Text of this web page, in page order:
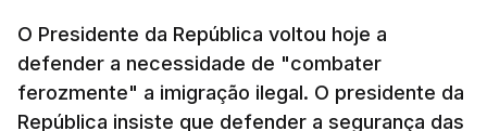
apreendida mais cocaína até ao momento de que
em todo o ano de 2025.
A ação de prevenção visa a deteção em alto mar
O Presidente da República voltou hoje a
defender a necessidade de "combater
ferozmente" a imigração ilegal. O presidente da
República insiste que defender a segurança das